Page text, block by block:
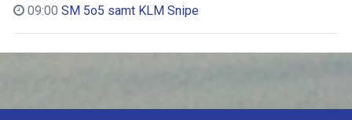
09:00 SM 5o5 samt KLM Snipe